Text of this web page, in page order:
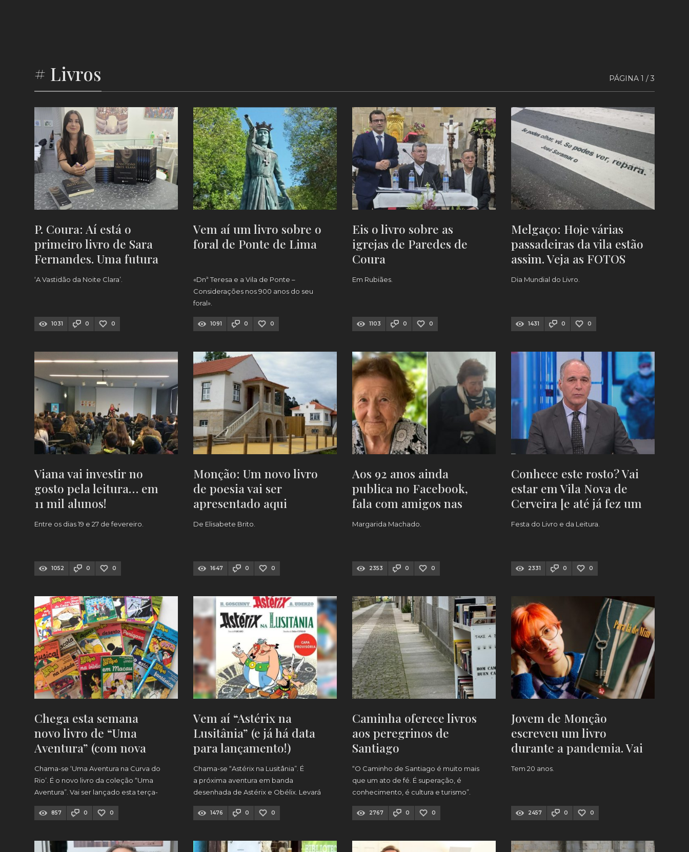
# Livros PÁGINA 1 / 3
P. Coura: Aí está o
primeiro livro de Sara
Fernandes. Uma futura
médica apaixonada pela
‘A Vastidão da Noite Clara’.
1031 0 0
Vem aí um livro sobre o
foral de Ponte de Lima
«Dnª Teresa e a Vila de Ponte –
Considerações nos 900 anos do seu
foral».
1091 0 0
Eis o livro sobre as
igrejas de Paredes de
Coura
Em Rubiães.
1103 0 0
Melgaço: Hoje várias
passadeiras da vila estão
assim. Veja as FOTOS
Dia Mundial do Livro.
1431 0 0
Viana vai investir no
gosto pela leitura… em
11 mil alunos!
Entre os dias 19 e 27 de fevereiro.
1052 0 0
Monção: Um novo livro
de poesia vai ser
apresentado aqui
De Elisabete Brito.
1647 0 0
Aos 92 anos ainda
publica no Facebook,
fala com amigos nas
redes e apresentou livro
em Valença
Margarida Machado.
2353 0 0
Conhece este rosto? Vai
estar em Vila Nova de
Cerveira [e até já fez um
VÍDEO]
Festa do Livro e da Leitura.
2331 0 0
Chega esta semana
novo livro de “Uma
Aventura” (com nova
ilustradora!)
Chama-se ‘Uma Aventura na Curva do
Rio’. É o novo livro da coleção “Uma
Aventura”. Vai ser lançado esta terça-
857 0 0
Vem aí “Astérix na
Lusitânia” (e já há data
para lançamento!)
Chama-se “Astérix na Lusitânia”. É
a próxima aventura em banda
desenhada de Astérix e Obélix. Levará
vez à Lusitânia e o livro sai a 23 de
1476 0 0
Caminha oferece livros
aos peregrinos de
Santiago
“O Caminho de Santiago é muito mais
que um ato de fé. É superação, é
conhecimento, é cultura e turismo”.
2767 0 0
Jovem de Monção
escreveu um livro
durante a pandemia. Vai
apresentá-lo
Tem 20 anos.
2457 0 0